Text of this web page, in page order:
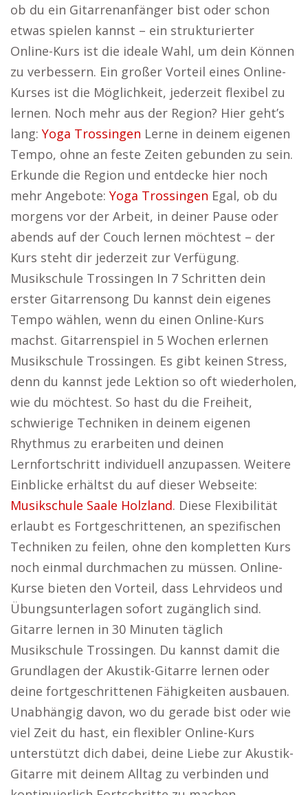
ob du ein Gitarrenanfänger bist oder schon
etwas spielen kannst – ein strukturierter
Online-Kurs ist die ideale Wahl, um dein Können
zu verbessern. Ein großer Vorteil eines Online-
Kurses ist die Möglichkeit, jederzeit flexibel zu
lernen. Noch mehr aus der Region? Hier geht’s
lang: Yoga Trossingen Lerne in deinem eigenen
Tempo, ohne an feste Zeiten gebunden zu sein.
Erkunde die Region und entdecke hier noch
mehr Angebote: Yoga Trossingen Egal, ob du
morgens vor der Arbeit, in deiner Pause oder
abends auf der Couch lernen möchtest – der
Kurs steht dir jederzeit zur Verfügung.
Musikschule Trossingen In 7 Schritten dein
erster Gitarrensong Du kannst dein eigenes
Tempo wählen, wenn du einen Online-Kurs
machst. Gitarrenspiel in 5 Wochen erlernen
Musikschule Trossingen. Es gibt keinen Stress,
denn du kannst jede Lektion so oft wiederholen,
wie du möchtest. So hast du die Freiheit,
schwierige Techniken in deinem eigenen
Rhythmus zu erarbeiten und deinen
Lernfortschritt individuell anzupassen. Weitere
Einblicke erhältst du auf dieser Webseite:
Musikschule Saale Holzland. Diese Flexibilität
erlaubt es Fortgeschrittenen, an spezifischen
Techniken zu feilen, ohne den kompletten Kurs
noch einmal durchmachen zu müssen. Online-
Kurse bieten den Vorteil, dass Lehrvideos und
Übungsunterlagen sofort zugänglich sind.
Gitarre lernen in 30 Minuten täglich
Musikschule Trossingen. Du kannst damit die
Grundlagen der Akustik-Gitarre lernen oder
deine fortgeschrittenen Fähigkeiten ausbauen.
Unabhängig davon, wo du gerade bist oder wie
viel Zeit du hast, ein flexibler Online-Kurs
unterstützt dich dabei, deine Liebe zur Akustik-
Gitarre mit deinem Alltag zu verbinden und